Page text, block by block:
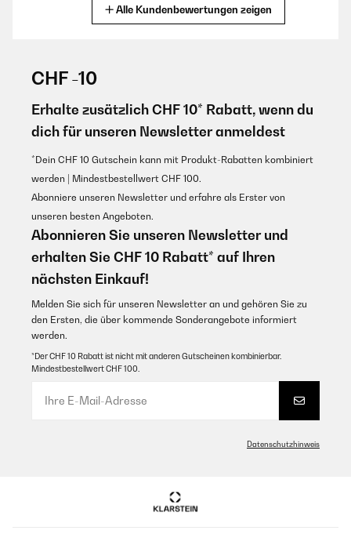
in casa e, credo di averlo trovato definitivamente.. Ovviamente
andrò stanza per stanza, ma già in camera della bambina c è
un’aria respirabile come aver aperto le finestre. Complimenti
Übersetzen
Alle Kundenbewertungen zeigen
CHF -10
Erhalte zusätzlich CHF 10* Rabatt, wenn du
dich für unseren Newsletter anmeldest
*Dein CHF 10 Gutschein kann mit Produkt-Rabatten kombiniert
werden | Mindestbestellwert CHF 100.
Abonniere unseren Newsletter und erfahre als Erster von
unseren besten Angeboten.
Abonnieren Sie unseren Newsletter und
erhalten Sie CHF 10 Rabatt* auf Ihren
nächsten Einkauf!
Melden Sie sich für unseren Newsletter an und gehören Sie zu
den Ersten, die über kommende Sonderangebote informiert
werden.
*Der CHF 10 Rabatt ist nicht mit anderen Gutscheinen kombinierbar.
Mindestbestellwert CHF 100.
Datenschutzhinweis